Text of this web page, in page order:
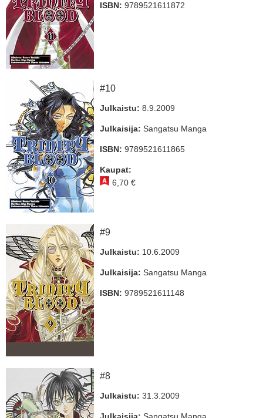
ISBN: 9789521611872
#10
Julkaistu: 8.9.2009
Julkaisija: Sangatsu Manga
ISBN: 9789521611865
Kaupat:
6,70 €
#9
Julkaistu: 10.6.2009
Julkaisija: Sangatsu Manga
ISBN: 9789521611148
#8
Julkaistu: 31.3.2009